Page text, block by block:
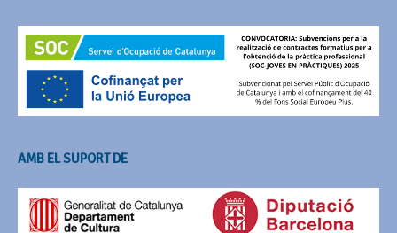
AMB EL SUPORT DE